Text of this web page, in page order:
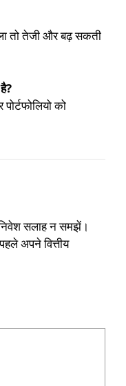
तो तेजी और बढ़ सकती
को
सलाह न समझें।
अपने वित्तीय